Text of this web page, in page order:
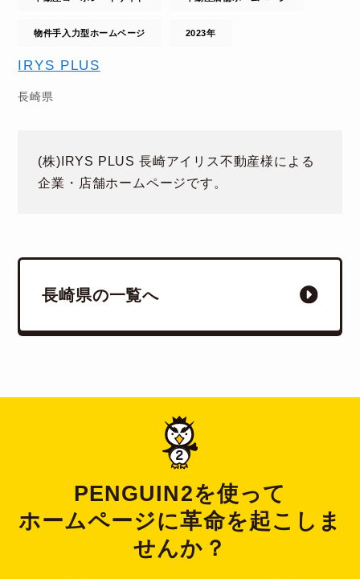
物件手入力型ホームページ 2023年
IRYS PLUS
長崎県
(株)IRYS PLUS 長崎アイリス不動産様による
企業・店舗ホームページです。
長崎県の一覧へ
PENGUIN2を使って
ホームページに革命を起こしま
せんか？